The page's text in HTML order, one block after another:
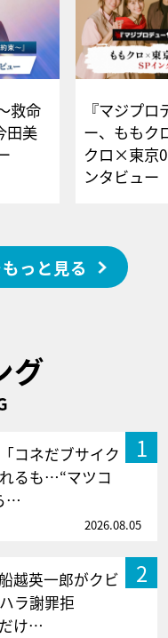
救命
田美
ー
『マジプロ
ー、ももク
クロ×東京
ンタビュー
っと見る
グ
1
コネだブサイク
るも…“マツコ
…
2026.08.05
2
越英一郎がクビ
ラ謝罪拒
け…